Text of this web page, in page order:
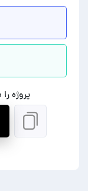
پروژه